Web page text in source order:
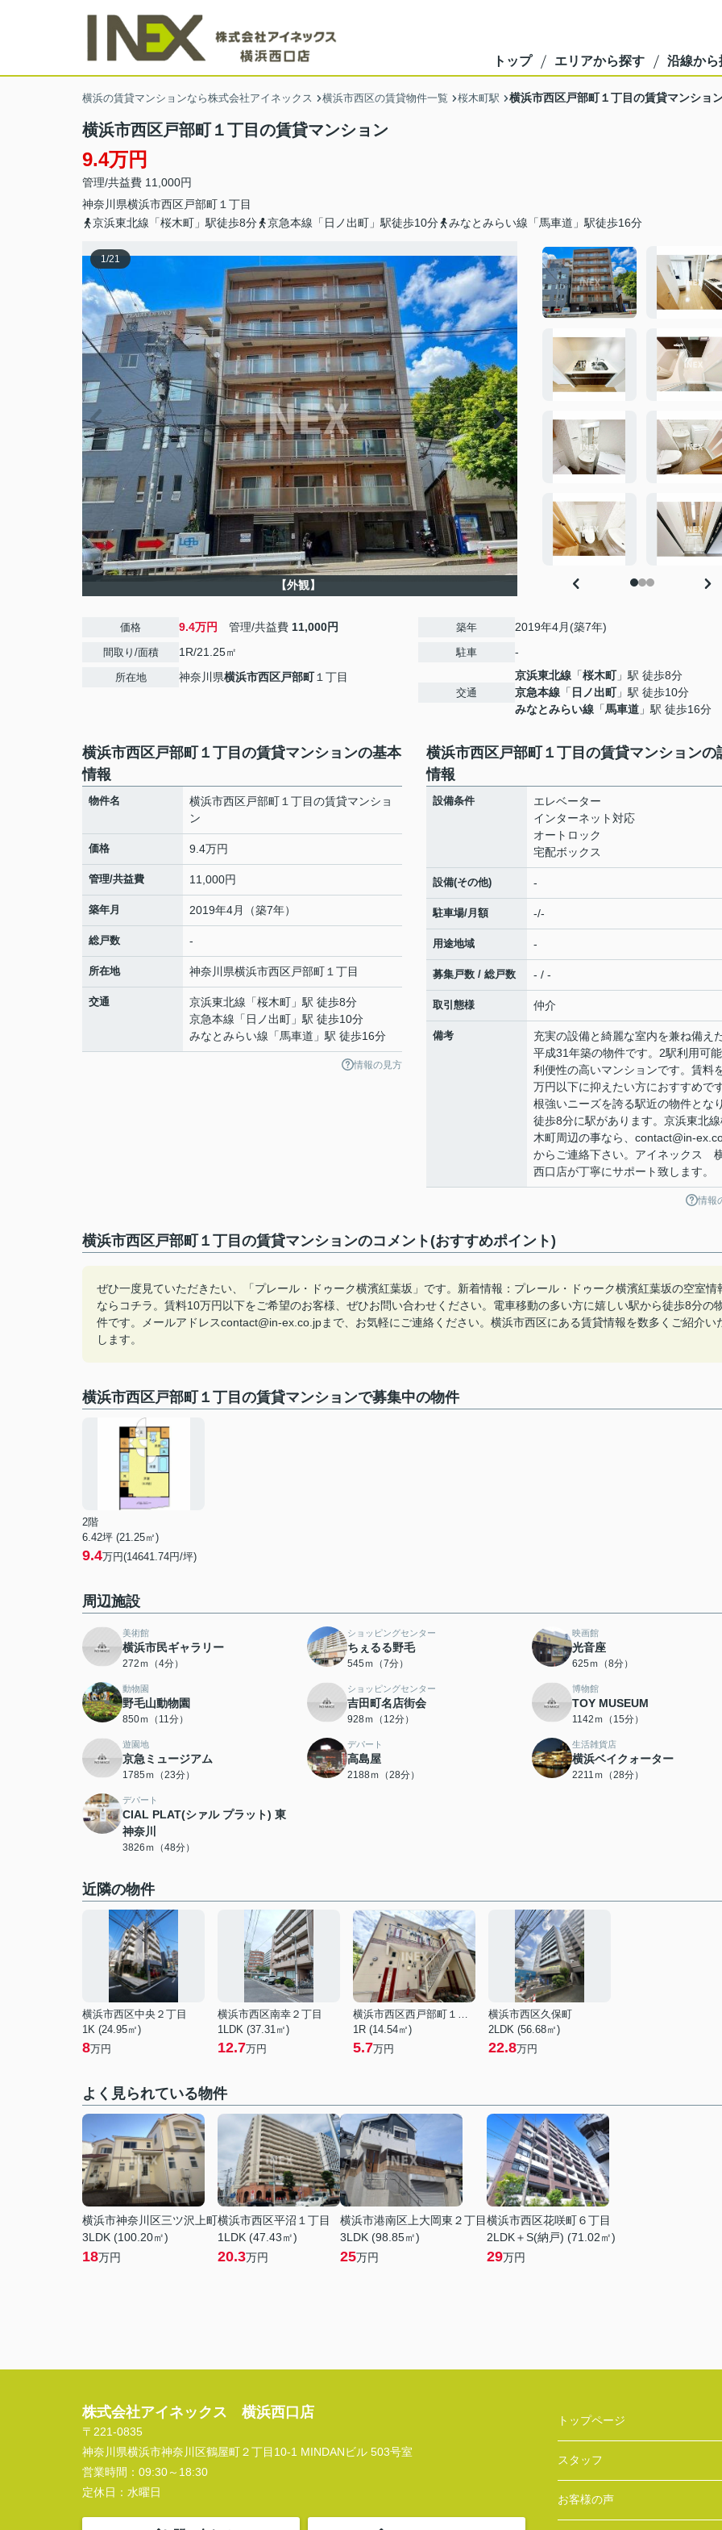
トップ エリアから探す 沿線から
横浜の賃貸マンションなら株式会社アイネックス 横浜市西区の賃貸物件一覧 桜木町駅 横浜市西区戸部町１丁目の賃貸マンショ
横浜市西区戸部町１丁目の賃貸マンション
9.4万円
管理/共益費 11,000円
神奈川県横浜市西区戸部町 １丁目
京浜東北線「桜木町」駅徒歩8分
京急本線「日ノ出町」駅徒歩10分 みなとみらい線「馬車道」駅徒歩16分
1/21
【外観】
価格 9.4万円 管理/共益費 11,000円
間取り/面積 1R/21.25㎡
所在地 神奈川県横浜市西区戸部町１丁目
築年 2019年4月(築7年)
駐車 -
交通
京浜東北線 「桜木町」駅 徒歩8分
京急本線 「 日ノ出町」駅 徒歩10分
みなとみらい線 「馬車道 」駅 徒歩16分
横浜市西区戸部町１丁目の賃貸マンションの基本
情報
物件名
横浜市西区戸部町１丁目の賃貸マンショ
ン
価格 9.4万円
管理/共益費 11,000円
築年月 2019年4月（築7年）
総戸数 -
所在地 神奈川県横浜市西区戸部町 １丁目
交通 京浜東北線 「桜木町 」駅 徒歩8分
京急本線 「 日ノ出町 」駅 徒歩10分
みなとみらい線 「馬車道 」駅 徒歩16分
情報の見方
横浜市西区戸部町１丁目の賃貸マンションの
情報
設備条件
エレベーター
インターネット対応
オートロック
宅配ボックス
設備(その他) -
駐車場/月額 -/-
用途地域 -
募集戸数 / 総戸数 - / -
取引態様 仲介
備考
充実の設備と綺麗な室内を兼ね備えた
平成31年築の物件です。2駅利用可
利便性の高いマンションです。賃料
万円以下に抑えたい方におすすめです
根強いニーズを誇る駅近の物件となり
徒歩8分に駅があります。京浜東北
木町周辺の事なら、contact@in-
からご連絡下さい。アイネックス
西口店が丁寧にサポート致します。
情報
横浜市西区戸部町１丁目の賃貸マンションのコメント(おすすめポイント)
ぜひ一度見ていただきたい、「プレール・ドゥーク横濱紅葉坂」です。新着情報：プレール・ドゥーク横濱紅葉坂の空室情
ならコチラ。賃料10万円以下をご希望のお客様、ぜひお問い合わせください。電車移動の多い方に嬉しい駅から徒歩8分の
件です。メールアドレスcontact@in-ex.co.jpまで、お気軽にご連絡ください。横浜市西区にある賃貸情報を数多くご紹介い
します。
横浜市西区戸部町１丁目の賃貸マンションで募集中の物件
2階
6.42坪 (21.25㎡)
9.4万円(14641.74円/坪)
周辺施設
美術館
横浜市民ギャラリー
272ｍ（4分）
ショッピングセンター
ちぇるる野毛
545ｍ（7分）
映画館
光音座
625ｍ（8分）
動物園
野毛山動物園
850ｍ（11分）
ショッピングセンター
吉田町名店街会
928ｍ（12分）
博物館
TOY MUSEUM
1142ｍ（15分）
遊園地
京急ミュージアム
1785ｍ（23分）
デパート
高島屋
2188ｍ（28分）
生活雑貨店
横浜ベイクォーター
2211ｍ（28分）
デパート
CIAL PLAT(シァル プラット) 東
神奈川
3826ｍ（48分）
近隣の物件
横浜市西区中央２丁目
1K (24.95㎡)
8万円
横浜市西区南幸２丁目
1LDK (37.31㎡)
12.7万円
横浜市西区西戸部町１丁目
1R (14.54㎡)
5.7万円
横浜市西区久保町
2LDK (56.68㎡)
22.8万円
よく見られている物件
横浜市神奈川区三ツ沢上町
3LDK (100.20㎡)
18万円
横浜市西区平沼１丁目
1LDK (47.43㎡)
20.3万円
横浜市港南区上大岡東２丁目
3LDK (98.85㎡)
25万円
横浜市西区花咲町６丁目
2LDK＋S(納戸) (71.02㎡)
29万円
株式会社アイネックス 横浜西口店
〒221-0835
神奈川県横浜市神奈川区鶴屋町２丁目10-1 MINDANビル 503号室
営業時間： 09:30～18:30
定休日： 水曜日
トップページ
スタッフ
お客様の声